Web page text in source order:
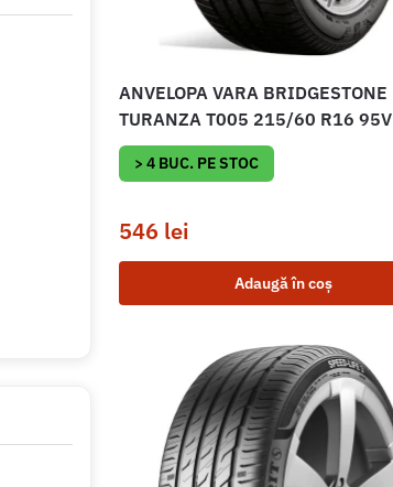
ANVELOPA VARA BRIDGESTONE
TURANZA T005 215/60 R16 95V
> 4 BUC. PE STOC
546 lei
Adaugă în coș